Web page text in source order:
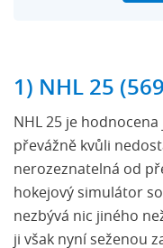
1) NHL 25
NHL 25 je
převážně kvůli
nerozeznatelná od
hokejový simulátor
nezbývá nic jiného
ji však nyní seženou